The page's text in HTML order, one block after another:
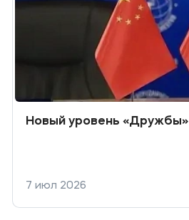
Новый уровень «Дружбы»
7 июл 2026